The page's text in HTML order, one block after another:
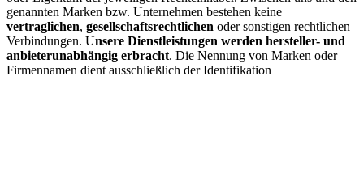
genannten Marken bzw. Unternehmen bestehen keine
vertraglichen, gesellschaftsrechtlichen oder sonstigen rechtlichen
Verbindungen. Unsere Dienstleistungen werden hersteller- und
anbieterunabhängig erbracht. Die Nennung von Marken oder
Firmennamen dient ausschließlich der Identifikation